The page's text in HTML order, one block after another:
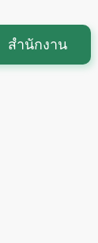
สำนักงาน